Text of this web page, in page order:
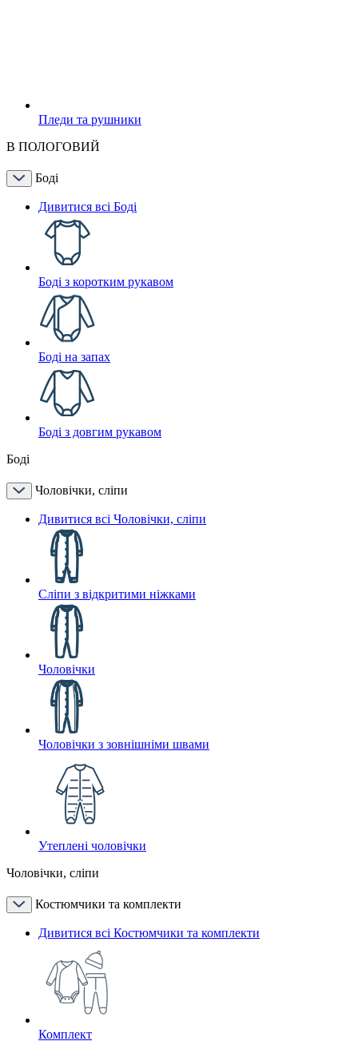
Пледи та рушники
В ПОЛОГОВИЙ
Боді
Дивитися всі Боді
Боді з коротким рукавом
Боді на запах
Боді з довгим рукавом
Боді
Чоловічки, сліпи
Дивитися всі Чоловічки, сліпи
Сліпи з відкритими ніжками
Чоловічки
Чоловічки з зовнішніми швами
Утеплені чоловічки
Чоловічки, сліпи
Костюмчики та комплекти
Дивитися всі Костюмчики та комплекти
Комплект